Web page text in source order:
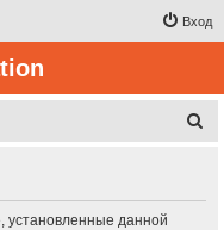
Вход
с
установленные данной